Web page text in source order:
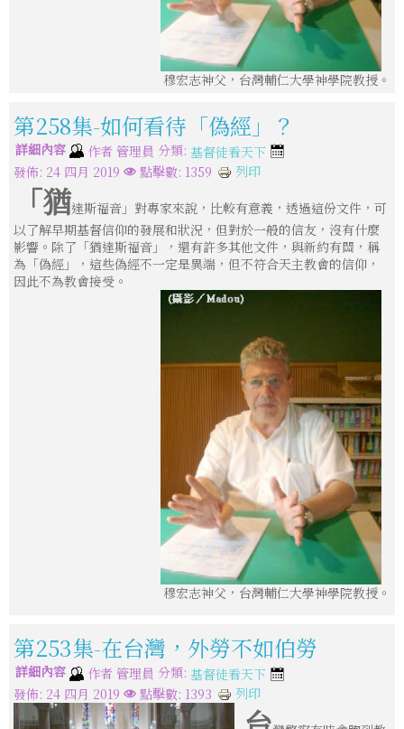
穆宏志神父，台灣輔仁大學神學院教授。
第258集-如何看待「偽經」？
詳細內容 作者 管理員 分類: 基督徒看天下
發佈: 24 四月 2019
點擊數: 1359 列印
「猶達斯福音」對專家來說，比較有意義，透過這份文件，可
以了解早期基督信仰的發展和狀況，但對於一般的信友，沒有什麼
影響。除了「猶達斯福音」，還有許多其他文件，與新約有關，稱
為「偽經」，這些偽經不一定是異端，但不符合天主教會的信仰，
因此不為教會接受。
穆宏志神父，台灣輔仁大學神學院教授。
第253集-在台灣，外勞不如伯勞
詳細內容 作者 管理員 分類: 基督徒看天下
發佈: 24 四月 2019
點擊數: 1393 列印